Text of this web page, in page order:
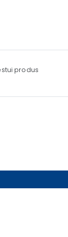
produs